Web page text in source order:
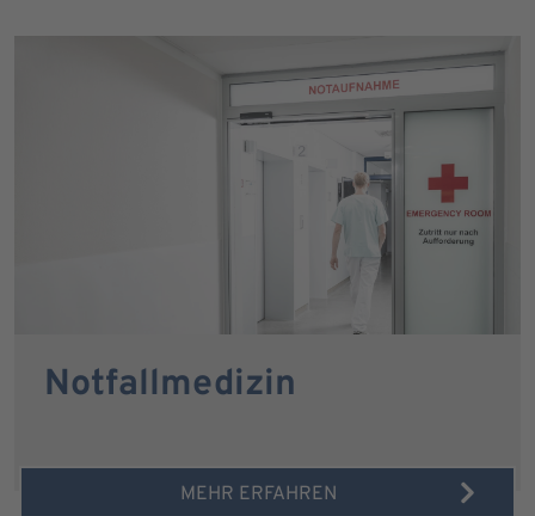
Notfallmedizin
MEHR ERFAHREN